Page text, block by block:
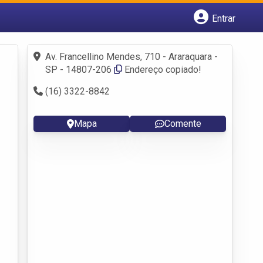
Entrar
Fazer login
Criar conta
Av. Francellino Mendes, 710 - Araraquara -
SP - 14807-206
Endereço copiado!
(16) 3322-8842
Mapa Comente